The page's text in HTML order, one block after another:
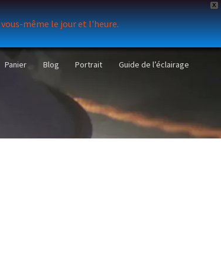
X
même le jour et l'heure.
Panier Blog Portrait Guide de l’éclairage